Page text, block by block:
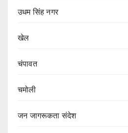
उधम सिंह नगर
खेल
चंपावत
चमोली
जन जागरूकता संदेश